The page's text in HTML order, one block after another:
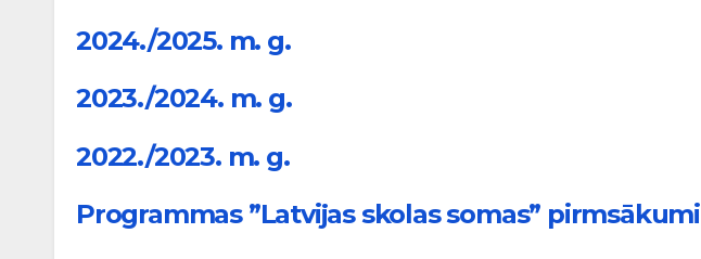
2024./2025. m. g.
2023./2024. m. g.
2022./2023. m. g.
Programmas ”Latvijas skolas somas” pirmsākumi